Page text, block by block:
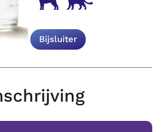
Bijsluiter